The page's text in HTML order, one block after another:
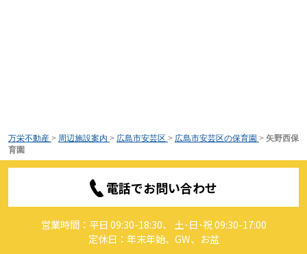
万栄不動産 > 周辺施設案内 > 広島市安芸区 > 広島市安芸区の保育園 > 矢野西保
育園
電話でお問い合わせ
営業時間：平日 09:30-18:30、 土･日･祝 09:30-17:00
定休日：年末年始、GW、お盆